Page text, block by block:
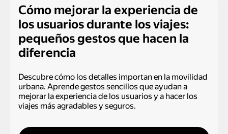
Cómo mejorar la experiencia de
los usuarios durante los viajes:
pequeños gestos que hacen la
diferencia
Descubre cómo los detalles importan en la movilidad
urbana. Aprende gestos sencillos que ayudan a
mejorar la experiencia de los usuarios y a hacer los
viajes más agradables y seguros.